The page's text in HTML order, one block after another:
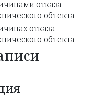
отказа
объекта
отказа
объекта